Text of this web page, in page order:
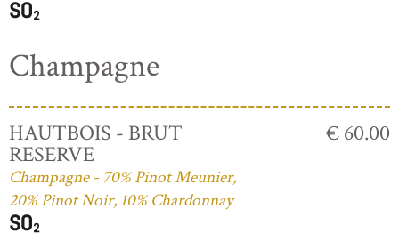
Champagne
HAUTBOIS - BRUT
RESERVE
Champagne - 70% Pinot Meunier,
20% Pinot Noir, 10% Chardonnay
€ 60.00